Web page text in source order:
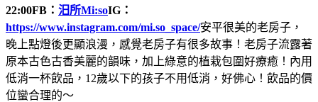
22:00FB： 汨所Mi:soIG：
https://www.instagram.com/mi.so_space/安平很美的老房子，
晚上點燈後更顯浪漫，感覺老房子有很多故事！老房子流露著
原本古色古香美麗的韻味，加上綠意的植栽包圍好療癒！內用
低消一杯飲品，12歲以下的孩子不用低消，好佛心！飲品的價
位蠻合理的～